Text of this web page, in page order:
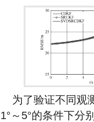
为了验证不同观
1°～5°的条件下分